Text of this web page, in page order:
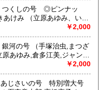
、古書一般（その他）
興味を持ったものを全般
関わるものが多目です。
くしの号 ◎ピンナッ
み、いち
和子、手塚治虫、あかね
いかおる、市川みさこ、
大谷てるみ、松苗あけみ、
き、吉見佑子、山本コウ
￥2,000
治虫,まつざ
あゆみ,倉多江美,ジャン
きお,市川みさこ,たらさわ
真理ひづき,水口令子,神奈
￥2,000
じさいの号 特別増大号